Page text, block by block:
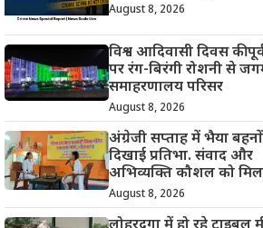
August 8, 2026
विश्व आदिवासी दिवस की
पर रंग-बिरंगी रोशनी से
समाहरणालय परिसर
August 8, 2026
अंग्रेजी सप्ताह में भैया
दिखाई प्रतिभा. संवाद और
अभिव्यक्ति कौशल को
August 8, 2026